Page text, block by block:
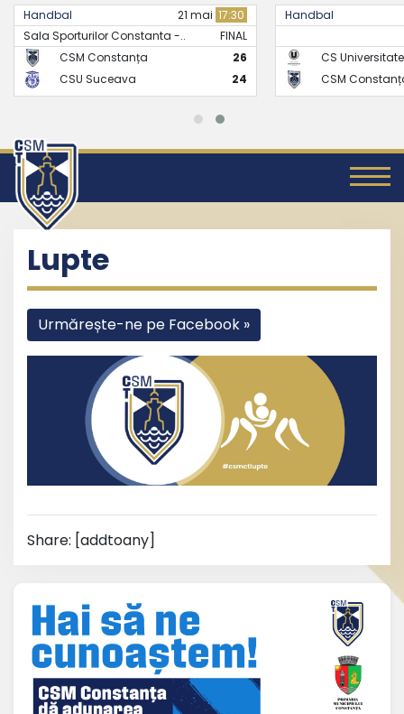
Handbal 21 mai 17:30
Sala Sporturilor Constanta -..
FINAL
CSM Constanța
26
CSU Suceava
24
Handbal
CS
CSM
Lupte
Urmărește-ne pe Facebook »
Share: [addtoany]